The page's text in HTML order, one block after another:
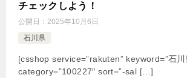
チェックしよう！
公開日： 2025年10月6日
石川県
[csshop service=”rakuten” keyword=”石川
category=”100227″ sort=”-sal […]